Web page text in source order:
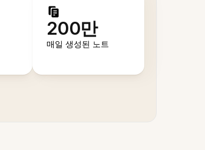
200만
매일 생성된 노트